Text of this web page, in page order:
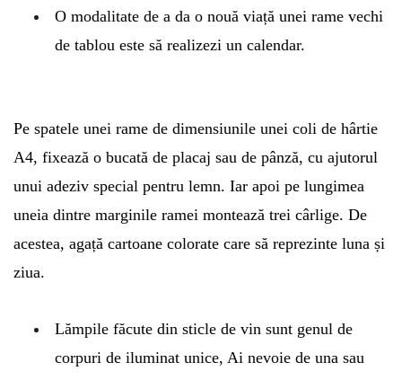
O modalitate de a da o nouă viață unei rame vechi
de tablou este să realizezi un calendar.
Pe spatele unei rame de dimensiunile unei coli de hârtie
A4, fixează o bucată de placaj sau de pânză, cu ajutorul
unui adeziv special pentru lemn. Iar apoi pe lungimea
uneia dintre marginile ramei montează trei cârlige. De
acestea, agață cartoane colorate care să reprezinte luna și
ziua.
Lămpile făcute din sticle de vin sunt genul de
corpuri de iluminat unice, Ai nevoie de una sau